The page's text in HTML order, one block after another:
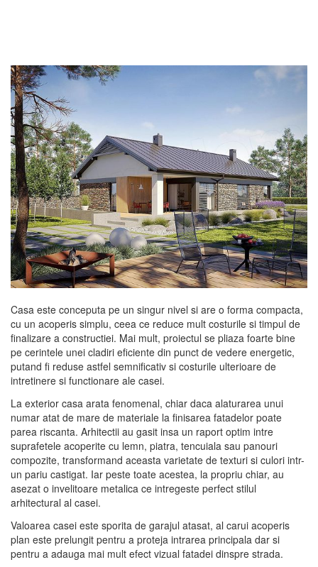
Casa este conceputa pe un singur nivel si are o forma compacta,
cu un acoperis simplu, ceea ce reduce mult costurile si timpul de
finalizare a constructiei. Mai mult, proiectul se pliaza foarte bine
pe cerintele unei cladiri eficiente din punct de vedere energetic,
putand fi reduse astfel semnificativ si costurile ulterioare de
intretinere si functionare ale casei.
La exterior casa arata fenomenal, chiar daca alaturarea unui
numar atat de mare de materiale la finisarea fatadelor poate
parea riscanta. Arhitectii au gasit insa un raport optim intre
suprafetele acoperite cu lemn, piatra, tencuiala sau panouri
compozite, transformand aceasta varietate de texturi si culori intr-
un pariu castigat. Iar peste toate acestea, la propriu chiar, au
asezat o invelitoare metalica ce intregeste perfect stilul
arhitectural al casei.
Valoarea casei este sporita de garajul atasat, al carui acoperis
plan este prelungit pentru a proteja intrarea principala dar si
pentru a adauga mai mult efect vizual fatadei dinspre strada.